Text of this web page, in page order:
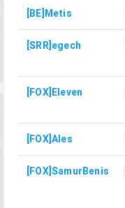
[BE]Metis
[SRR]egech
[FOX]Eleven
[FOX]Ales
[FOX]SamurBenis